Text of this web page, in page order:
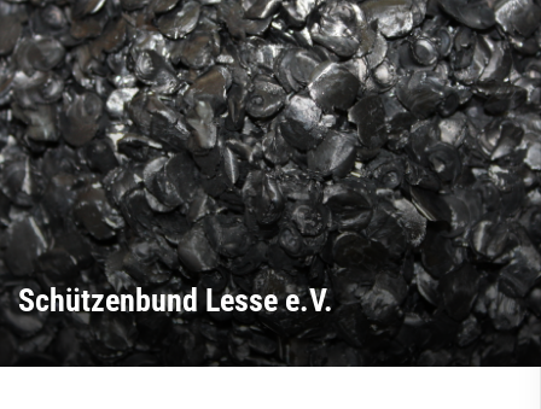
Schützenbund Lesse e.V.